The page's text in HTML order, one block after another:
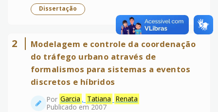
Dissertação
2
Modelagem e controle da coordenação
do tráfego urbano através de
formalismos para sistemas a eventos
discretos e híbridos
Por Garcia , Tatiana Renata
Publicado em 2007